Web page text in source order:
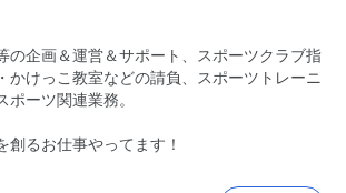
の企画＆運営＆サポート、スポーツクラブ指
かけっこ教室などの請負、スポーツトレーニ
ポーツ関連業務。
創るお仕事やってます！